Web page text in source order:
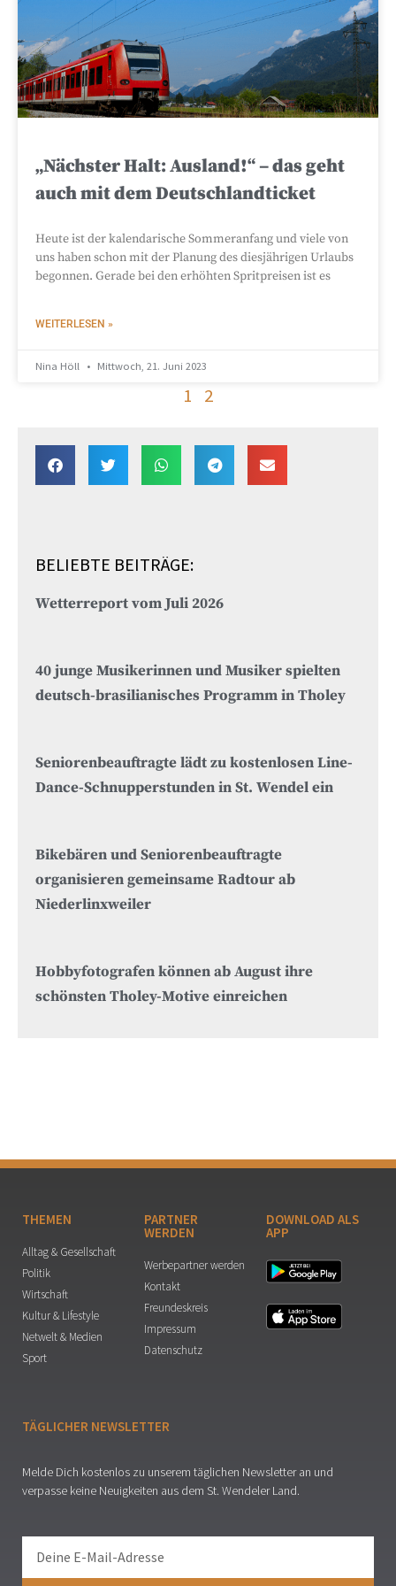
„Nächster Halt: Ausland!“ – das geht
auch mit dem Deutschlandticket
Heute ist der kalendarische Sommeranfang und viele von
uns haben schon mit der Planung des diesjährigen Urlaubs
begonnen. Gerade bei den erhöhten Spritpreisen ist es
WEITERLESEN »
Nina Höll Mittwoch, 21. Juni 2023
1 2
BELIEBTE BEITRÄGE:
Wetterreport vom Juli 2026
40 junge Musikerinnen und Musiker spielten
deutsch-brasilianisches Programm in Tholey
Seniorenbeauftragte lädt zu kostenlosen Line-
Dance-Schnupperstunden in St. Wendel ein
Bikebären und Seniorenbeauftragte
organisieren gemeinsame Radtour ab
Niederlinxweiler
Hobbyfotografen können ab August ihre
schönsten Tholey-Motive einreichen
THEMEN
Alltag & Gesellschaft
Politik
Wirtschaft
Kultur & Lifestyle
Netwelt & Medien
Sport
PARTNER
WERDEN
Werbepartner werden
Kontakt
Freundeskreis
Impressum
Datenschutz
DOWNLOAD ALS
APP
TÄGLICHER NEWSLETTER
Melde Dich kostenlos zu unserem täglichen Newsletter an und
verpasse keine Neuigkeiten aus dem St. Wendeler Land.